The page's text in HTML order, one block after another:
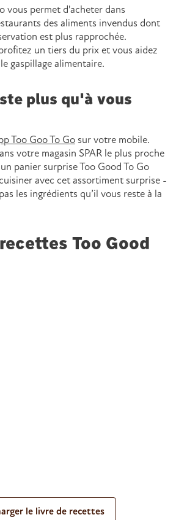
vous permet d'acheter dans
des aliments invendus dont
est plus rapprochée.
un tiers du prix et vous aidez
gaspillage alimentaire.
plus qu'à vous
Too Goo To Go sur votre mobile.
votre magasin SPAR le plus proche
panier surprise Too Good To Go
avec cet assortiment surprise -
les ingrédients qu’il vous reste à la
Too Good
le livre de recettes